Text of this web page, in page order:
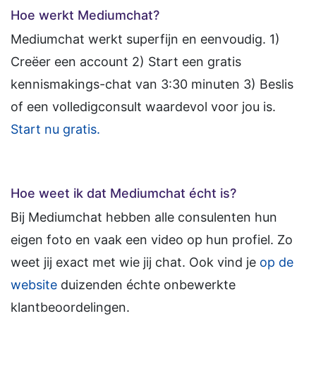
Hoe werkt Mediumchat?
Mediumchat werkt superfijn en eenvoudig. 1)
Creëer een account 2) Start een gratis
kennismakings-chat van 3:30 minuten 3) Beslis
of een volledigconsult waardevol voor jou is.
Start nu gratis.
Hoe weet ik dat Mediumchat écht is?
Bij Mediumchat hebben alle consulenten hun
eigen foto en vaak een video op hun profiel. Zo
weet jij exact met wie jij chat. Ook vind je op de
website duizenden échte onbewerkte
klantbeoordelingen.